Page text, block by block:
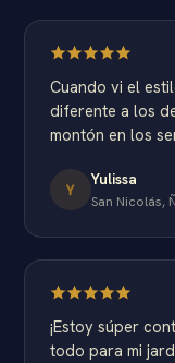
Cuando vi el
diferente a los
montón en los
Y
Yulissa
San Nicolás,
¡Estoy súper
todo para mi